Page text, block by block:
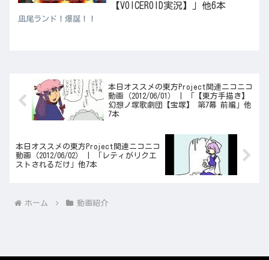
【VOICEROID実況】」他6本
凪尾ランド！爆誕！！
本日オススメの東方Project関連ニコニコ
動画（2012/06/01） | 「【東方手描き】
幻想ノ塚歌劇団【宝塚】 第7幕 前編」他
7本
本日オススメの東方Project関連ニコニコ
動画（2012/06/02） | 「レティがリクエ
ストされるだけ」他7本
ホーム 動画紹介